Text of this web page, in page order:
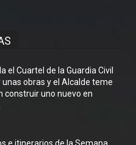
el Cuartel de la Guardia Civil
unas obras y el Alcalde teme
construir uno nuevo en